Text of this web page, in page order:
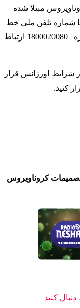
مبتلا شده
شماره تلفن ملی خط
1800020080 ارتباط
شرایط اورژانس قرار
.
کروناویروس
کنید